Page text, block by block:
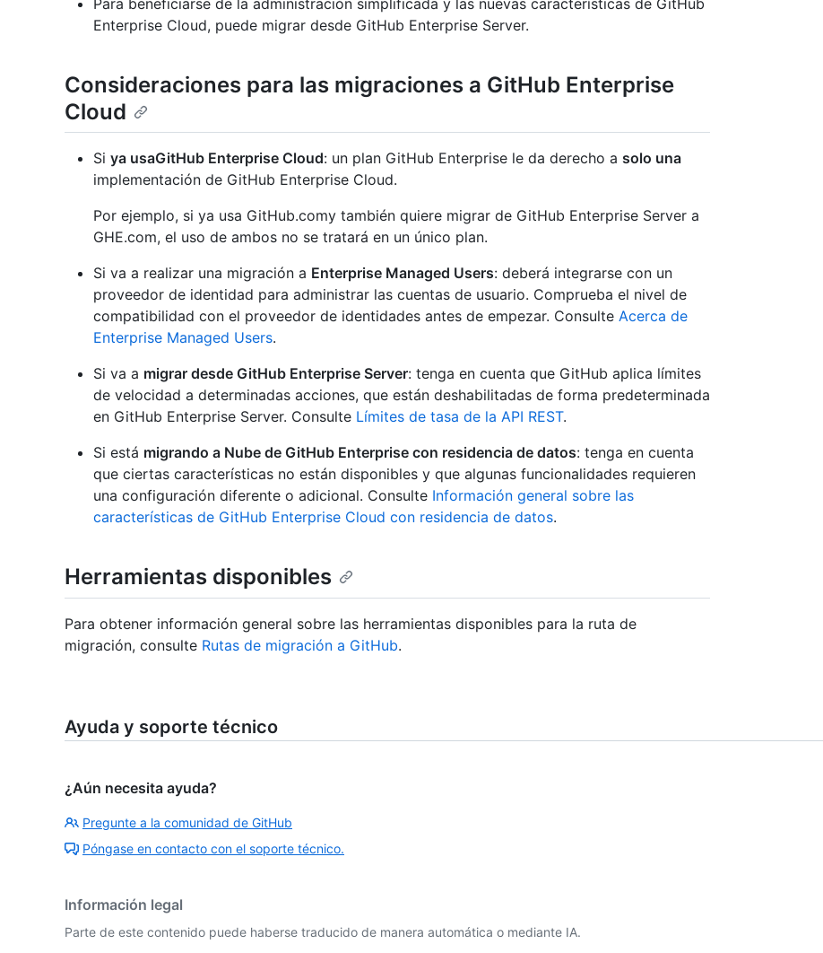
Para beneficiarse de la administración simplificada y las nuevas características de GitHub
Enterprise Cloud, puede migrar desde GitHub Enterprise Server.
Consideraciones para las migraciones a GitHub Enterprise
Cloud
Si ya usaGitHub Enterprise Cloud: un plan GitHub Enterprise le da derecho a solo una
implementación de GitHub Enterprise Cloud.
Por ejemplo, si ya usa GitHub.comy también quiere migrar de GitHub Enterprise Server a
GHE.com, el uso de ambos no se tratará en un único plan.
Si va a realizar una migración a Enterprise Managed Users: deberá integrarse con un
proveedor de identidad para administrar las cuentas de usuario. Comprueba el nivel de
compatibilidad con el proveedor de identidades antes de empezar. Consulte Acerca de
Enterprise Managed Users.
Si va a migrar desde GitHub Enterprise Server: tenga en cuenta que GitHub aplica límites
de velocidad a determinadas acciones, que están deshabilitadas de forma predeterminada
en GitHub Enterprise Server. Consulte Límites de tasa de la API REST.
Si está migrando a Nube de GitHub Enterprise con residencia de datos: tenga en cuenta
que ciertas características no están disponibles y que algunas funcionalidades requieren
una configuración diferente o adicional. Consulte Información general sobre las
características de GitHub Enterprise Cloud con residencia de datos.
Herramientas disponibles
Para obtener información general sobre las herramientas disponibles para la ruta de
migración, consulte Rutas de migración a GitHub.
Ayuda y soporte técnico
¿Aún necesita ayuda?
Pregunte a la comunidad de GitHub
Póngase en contacto con el soporte técnico.
Información legal
Parte de este contenido puede haberse traducido de manera automática o mediante IA.